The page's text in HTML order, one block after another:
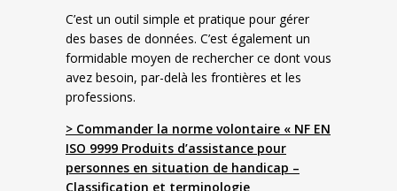
C’est un outil simple et pratique pour gérer
des bases de données. C’est également un
formidable moyen de rechercher ce dont vous
avez besoin, par-delà les frontières et les
professions.
> Commander la norme volontaire « NF EN
ISO 9999 Produits d’assistance pour
personnes en situation de handicap –
Classification et terminologie